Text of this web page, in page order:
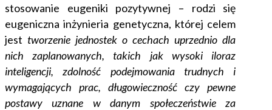
stosowanie eugeniki pozytywnej – rodzi się
eugeniczna inżynieria genetyczna, której celem
jest tworzenie jednostek o cechach uprzednio dla
nich zaplanowanych, takich jak wysoki iloraz
inteligencji, zdolność podejmowania trudnych i
wymagających prac, długowieczność czy pewne
postawy uznane w danym społeczeństwie za